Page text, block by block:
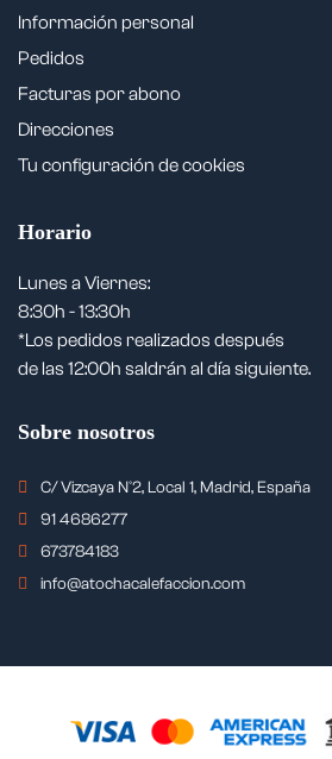
Información personal
Pedidos
Facturas por abono
Direcciones
Tu configuración de cookies
Horario
Lunes a Viernes:
8:30h - 13:30h
*Los pedidos realizados después
de las 12:00h saldrán al día siguiente.
Sobre nosotros
C/ Vizcaya Nº2, Local 1, Madrid, España
91 4686277
673784183
info@atochacalefaccion.com